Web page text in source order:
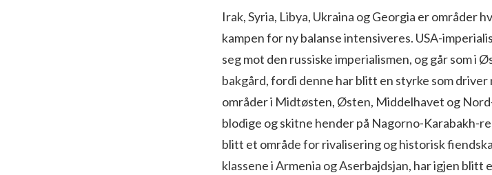
Irak, Syria, Libya, Ukraina og Georgia er områder
kampen for ny balanse intensiveres. USA-
seg mot den russiske imperialismen, og går som i
bakgård, fordi denne har blitt en styrke som
områder i Midtøsten, Østen, Middelhavet og
blodige og skitne hender på Nagorno-Karabakh-
blitt et område for rivalisering og historisk
klassene i Armenia og Aserbajdsjan, har igjen blitt